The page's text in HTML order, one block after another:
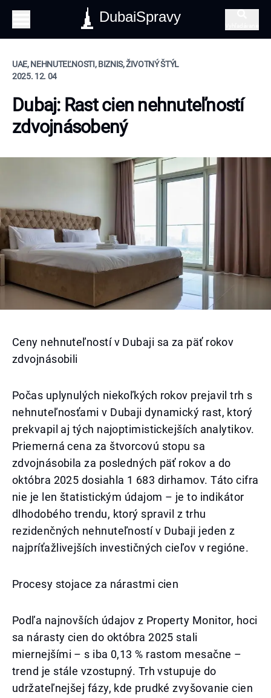
DubaiSpravy
UAE, NEHNUTEĽNOSTI, BIZNIS, ŽIVOTNÝ ŠTÝL
2025. 12. 04
Dubaj: Rast cien nehnuteľností
zdvojnásobený
Ceny nehnuteľností v Dubaji sa za päť rokov
zdvojnásobili
Počas uplynulých niekoľkých rokov prejavil trh s
nehnuteľnosťami v Dubaji dynamický rast, ktorý
prekvapil aj tých najoptimistickejších analytikov.
Priemerná cena za štvorcovú stopu sa
zdvojnásobila za posledných päť rokov a do
októbra 2025 dosiahla 1 683 dirhamov. Táto cifra
nie je len štatistickým údajom – je to indikátor
dlhodobého trendu, ktorý spravil z trhu
rezidenčných nehnuteľností v Dubaji jeden z
najpríťažlivejších investičných cieľov v regióne.
Procesy stojace za nárastmi cien
Podľa najnovších údajov z Property Monitor, hoci
sa nárasty cien do októbra 2025 stali
miernejšími – s iba 0,13 % rastom mesačne –
trend je stále vzostupný. Trh vstupuje do
udržateľnejšej fázy, kde prudké zvyšovanie cien